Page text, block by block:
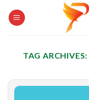
TAG ARCHIVES: